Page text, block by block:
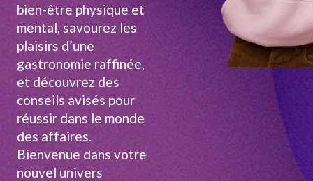
bien-être physique et
mental, savourez les
plaisirs d’une
gastronomie raffinée,
et découvrez des
conseils avisés pour
réussir dans le monde
des affaires.
Bienvenue dans votre
nouvel univers